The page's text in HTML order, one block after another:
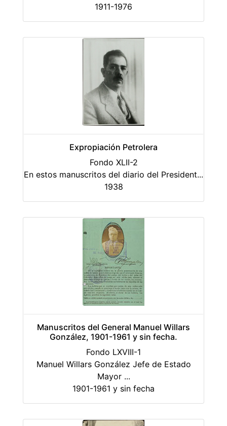
1911-1976
Expropiación Petrolera
Fondo XLII-2
En estos manuscritos del diario del President...
1938
Manuscritos del General Manuel Willars
González, 1901-1961 y sin fecha.
Fondo LXVIII-1
Manuel Willars González Jefe de Estado
Mayor ...
1901-1961 y sin fecha